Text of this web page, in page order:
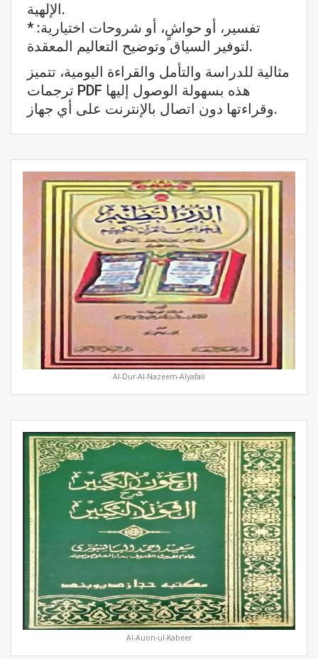
الإلهية.
* تفسير، أو حواشٍ، أو شروحات اختيارية:
لتوفير السياق وتوضيح التعاليم المعقدة.
مثالية للدراسة والتأمل والقراءة اليومية، تتميز
ترجمات PDF هذه بسهولة الوصول إليها
وقراءتها دون اتصال بالإنترنت على أي جهاز.
Al-Dur-Al-Nazeem-Alyafaii
Al-Auon-ul-Kabeer